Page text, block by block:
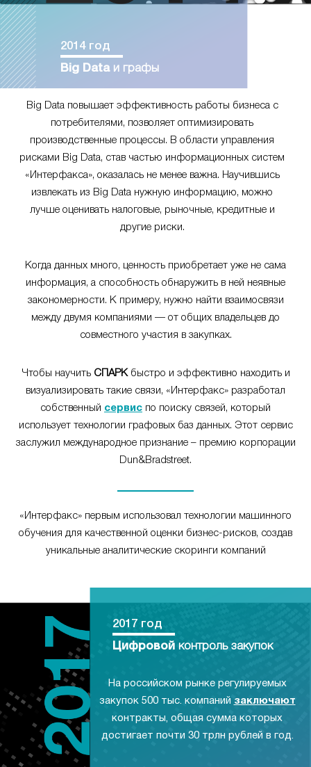
2014 год
Big Dataи графы
Big Data повышает эффективность работы бизнеса с
потребителями, позволяет оптимизировать
производственные процессы. В области управления
рисками Big Data, став частью информационных систем
«Интерфакса», оказалась не менее важна. Научившись
извлекать из Big Data нужную информацию, можно
лучше оценивать налоговые, рыночные, кредитные и
другие риски.
Когда данных много, ценность приобретает уже не сама
информация, а способность обнаружить в ней неявные
закономерности. К примеру, нужно найти взаимосвязи
между двумя компаниями — от общих владельцев до
совместного участия в закупках.
Чтобы научить СПАРКбыстро и эффективно находить и
визуализировать такие связи, «Интерфакс» разработал
собственный сервис по поиску связей, который
использует технологии графовых баз данных. Этот сервис
заслужил международное признание – премию корпорации
Dun&Bradstreet.
«Интерфакс» первым использовал технологии машинного
обучения для качественной оценки бизнес-рисков, создав
уникальные аналитические скоринги компаний
2017 год
Цифровой контроль закупок
На российском рынке регулируемых
закупок 500 тыс. компаний заключают
контракты, общая сумма которых
достигает почти 30 трлн рублей в год.